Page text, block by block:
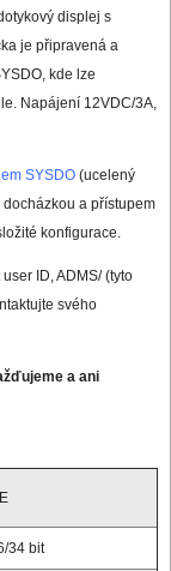
displej s
je připravená a
kde lze
Napájení 12VDC/3A,
SYSDO (ucelený
a přístupem
konfigurace.
ID, ADMS/ (tyto
svého
a ani
34 bit